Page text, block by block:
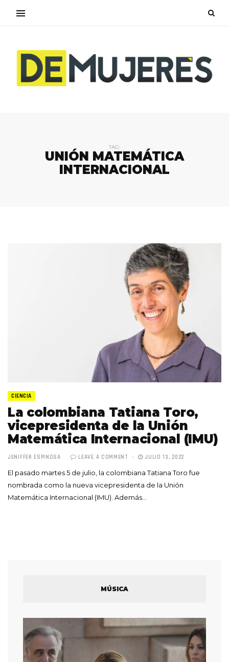
TAG:
UNIÓN MATEMÁTICA
INTERNACIONAL
CIENCIA
La colombiana Tatiana Toro,
vicepresidenta de la Unión
Matemática Internacional (IMU)
JENIFFER ESPINOSA LEAVE A COMMENT JULIO 13, 2022
El pasado martes 5 de julio, la colombiana Tatiana Toro fue
nombrada como la nueva vicepresidenta de la Unión
Matemática Internacional (IMU). Además…
MÚSICA